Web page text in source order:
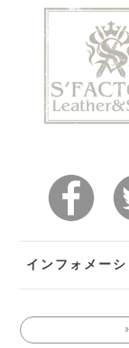
インフォメーシ